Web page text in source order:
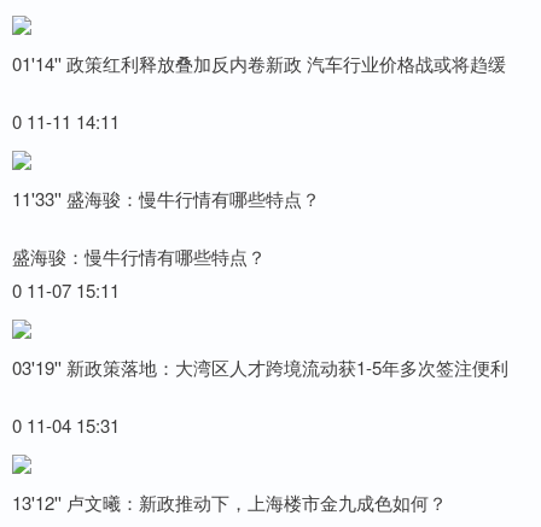
01'14'' 政策红利释放叠加反内卷新政 汽车行业价格战或将趋缓
0 11-11 14:11
11'33'' 盛海骏：慢牛行情有哪些特点？
盛海骏：慢牛行情有哪些特点？
0 11-07 15:11
03'19'' 新政策落地：大湾区人才跨境流动获1-5年多次签注便利
0 11-04 15:31
13'12'' 卢文曦：新政推动下，上海楼市金九成色如何？